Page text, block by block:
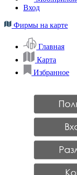
Вход
Фирмы на карте
Главная
Карта
Избранное